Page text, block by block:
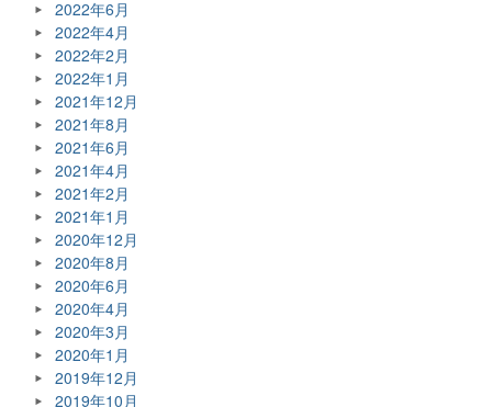
2022年6月
2022年4月
2022年2月
2022年1月
2021年12月
2021年8月
2021年6月
2021年4月
2021年2月
2021年1月
2020年12月
2020年8月
2020年6月
2020年4月
2020年3月
2020年1月
2019年12月
2019年10月